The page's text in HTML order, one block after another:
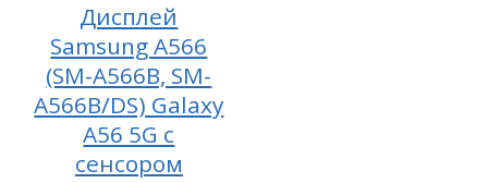
Дисплей
Samsung A566
(SM-A566B, SM-
A566B/DS) Galaxy
A56 5G с
сенсором